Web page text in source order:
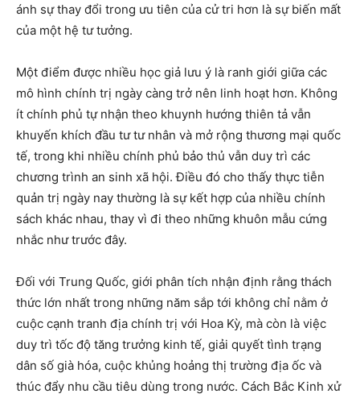
ánh sự thay đổi trong ưu tiên của cử tri hơn là sự biến mất
của một hệ tư tưởng.
Một điểm được nhiều học giả lưu ý là ranh giới giữa các
mô hình chính trị ngày càng trở nên linh hoạt hơn. Không
ít chính phủ tự nhận theo khuynh hướng thiên tả vẫn
khuyến khích đầu tư tư nhân và mở rộng thương mại quốc
tế, trong khi nhiều chính phủ bảo thủ vẫn duy trì các
chương trình an sinh xã hội. Điều đó cho thấy thực tiễn
quản trị ngày nay thường là sự kết hợp của nhiều chính
sách khác nhau, thay vì đi theo những khuôn mẫu cứng
nhắc như trước đây.
Đối với Trung Quốc, giới phân tích nhận định rằng thách
thức lớn nhất trong những năm sắp tới không chỉ nằm ở
cuộc cạnh tranh địa chính trị với Hoa Kỳ, mà còn là việc
duy trì tốc độ tăng trưởng kinh tế, giải quyết tình trạng
dân số già hóa, cuộc khủng hoảng thị trường địa ốc và
thúc đẩy nhu cầu tiêu dùng trong nước. Cách Bắc Kinh xử